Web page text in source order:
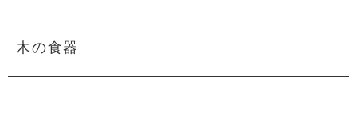
木の食器